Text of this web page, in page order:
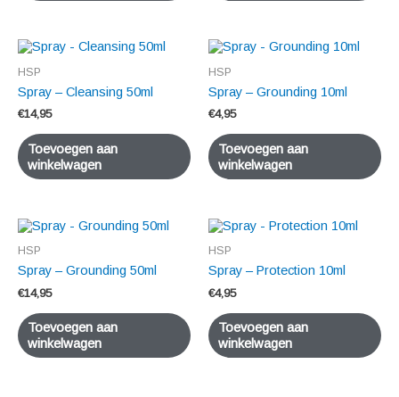
HSP
Spray – Cleansing 50ml
€14,95
Toevoegen aan
winkelwagen
HSP
Spray – Grounding 10ml
€4,95
Toevoegen aan
winkelwagen
HSP
Spray – Grounding 50ml
€14,95
Toevoegen aan
winkelwagen
HSP
Spray – Protection 10ml
€4,95
Toevoegen aan
winkelwagen